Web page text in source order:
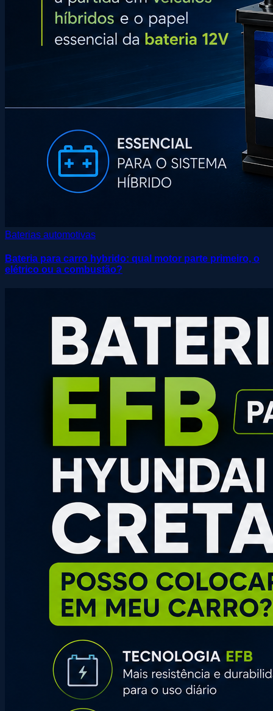
Baterias automotivas
Bateria para carro hybrido: qual motor parte primeiro, o
elétrico ou a combustão?